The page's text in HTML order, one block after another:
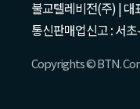
불교텔레비전(주) | 대
통신판매업신고 : 서
Copyrights © BTN.